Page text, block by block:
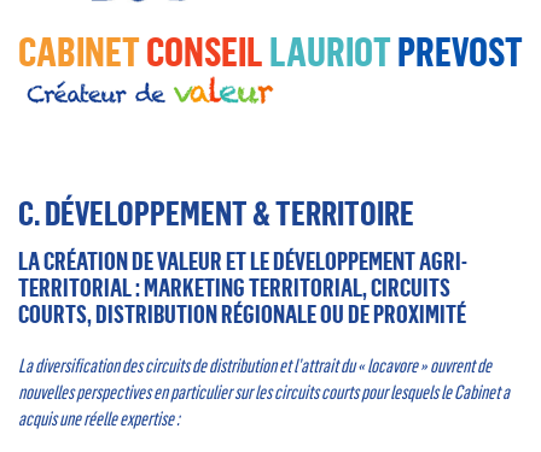
CABINETCONSEILLAURIOTPREVOST
C. DÉVELOPPEMENT & TERRITOIRE
LA CRÉATION DE VALEUR ET LE DÉVELOPPEMENT AGRI-
TERRITORIAL : MARKETING TERRITORIAL, CIRCUITS
COURTS, DISTRIBUTION RÉGIONALE OU DE PROXIMITÉ
La diversification des circuits de distribution et l’attrait du « locavore » ouvrent de
nouvelles perspectives en particulier sur les circuits courts pour lesquels le Cabinet a
acquis une réelle expertise :